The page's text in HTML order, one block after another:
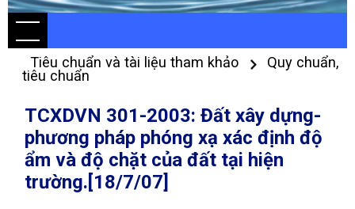
Tiêu chuẩn và tài liệu tham khảo
Quy chuẩn,
tiêu chuẩn
TCXDVN 301-2003: Đất xây dựng-
phương pháp phóng xạ xác định độ
ẩm và độ chặt của đất tại hiện
trường.[18/7/07]